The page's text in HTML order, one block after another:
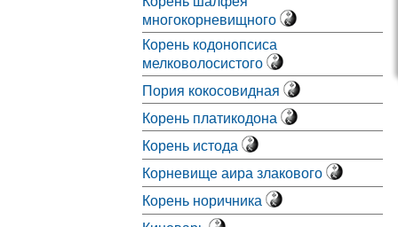
многокорневищного
Корень кодонопсиса
мелковолосистого
Пория кокосовидная
Корень платикодона
Корень истода
Корневище аира злакового
Корень норичника